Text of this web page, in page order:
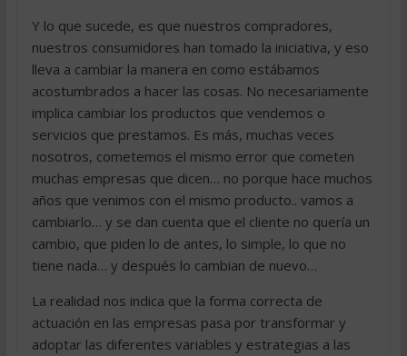
Y lo que sucede, es que nuestros compradores,
nuestros consumidores han tomado la iniciativa, y eso
lleva a cambiar la manera en como estábamos
acostumbrados a hacer las cosas. No necesariamente
implica cambiar los productos que vendemos o
servicios que prestamos. Es más, muchas veces
nosotros, cometemos el mismo error que cometen
muchas empresas que dicen… no porque hace muchos
años que venimos con el mismo producto.. vamos a
cambiarlo… y se dan cuenta que el cliente no quería un
cambio, que piden lo de antes, lo simple, lo que no
tiene nada… y después lo cambian de nuevo…
La realidad nos indica que la forma correcta de
actuación en las empresas pasa por transformar y
adoptar las diferentes variables y estrategias a las